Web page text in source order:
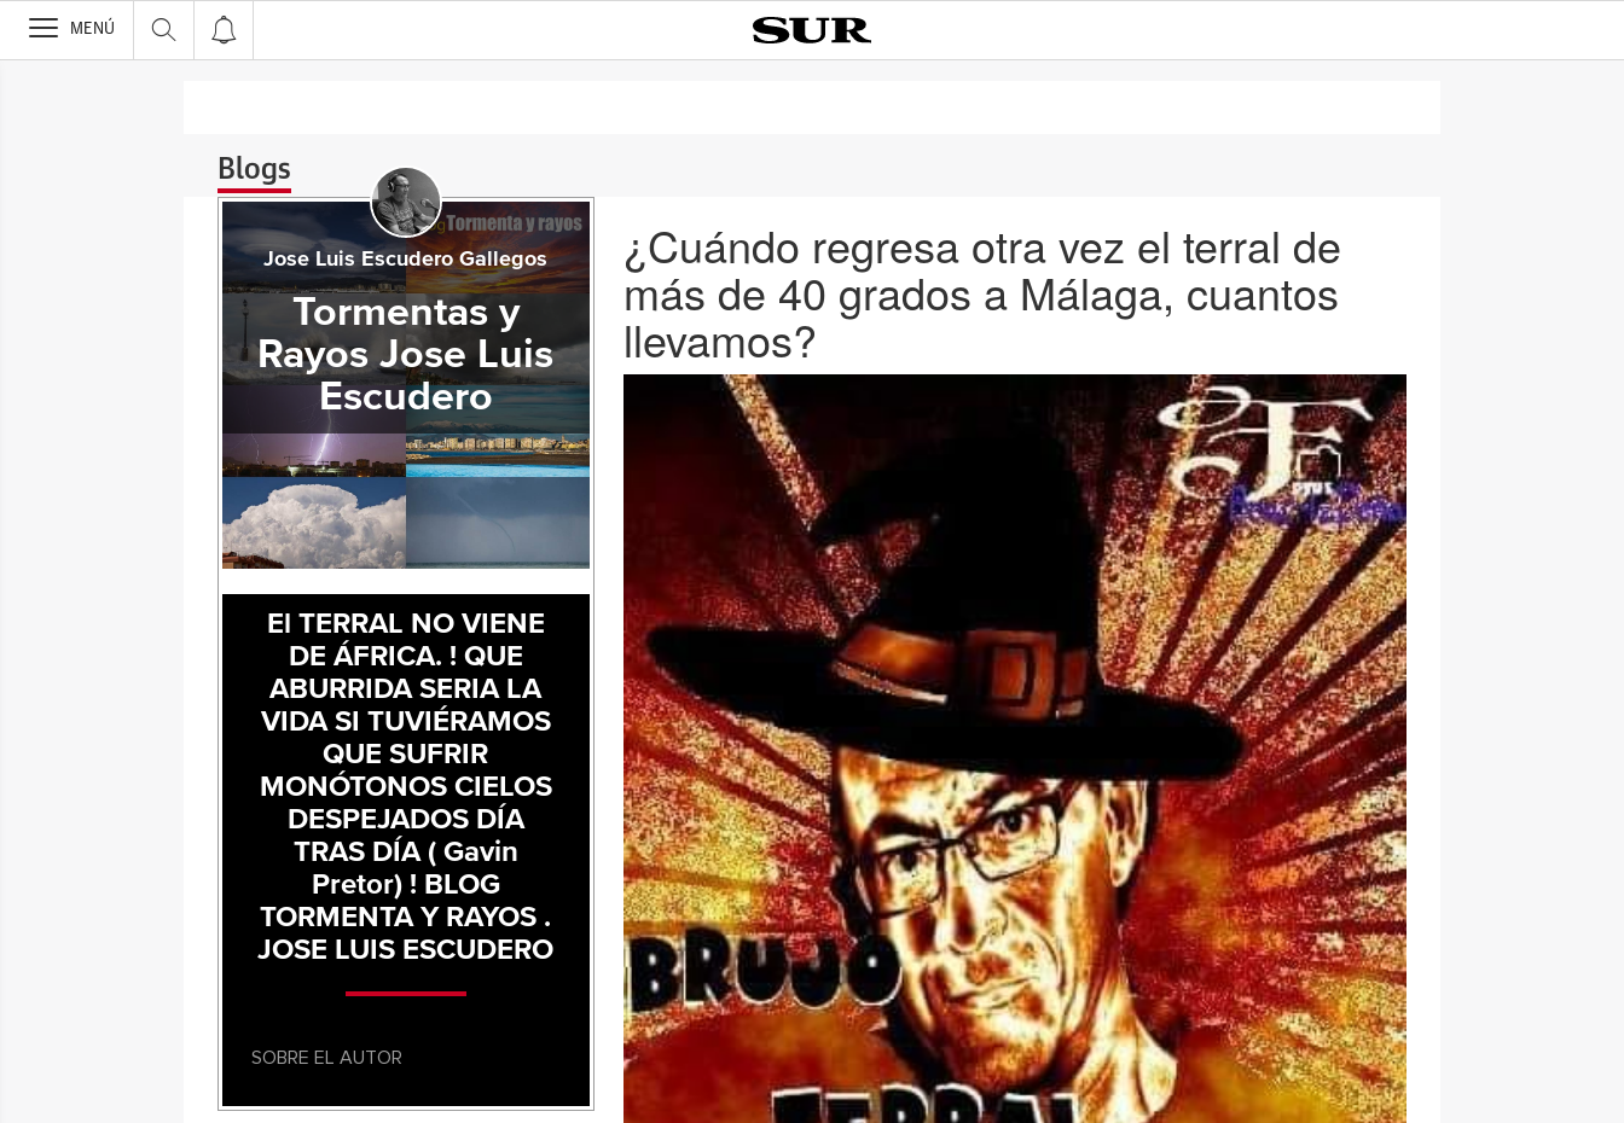
>
MENÚ
Blogs
¿Cuándo regresa otra vez el terral de
más de 40 grados a Málaga, cuantos
llevamos?
Jose Luis Escudero Gallegos
Tormentas y
Rayos Jose Luis
Escudero
El TERRAL NO VIENE
DE ÁFRICA. ! QUE
ABURRIDA SERIA LA
VIDA SI TUVIÉRAMOS
QUE SUFRIR
MONÓTONOS CIELOS
DESPEJADOS DÍA
TRAS DÍA ( Gavin
Pretor) ! BLOG
TORMENTA Y RAYOS .
JOSE LUIS ESCUDERO
SOBRE EL AUTOR